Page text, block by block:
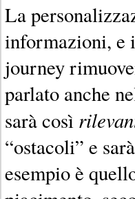
La
informazioni, e
journey
parlato anche
sarà così
“ostacoli” e
esempio è